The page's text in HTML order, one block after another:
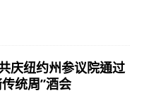
庆纽约州参议院通过
统周”酒会